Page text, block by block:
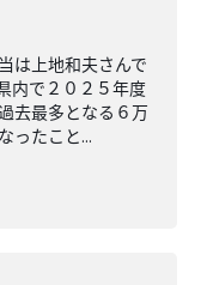
は上地和夫さんで
内で２０２５年度
去最多となる６万
ったこと...